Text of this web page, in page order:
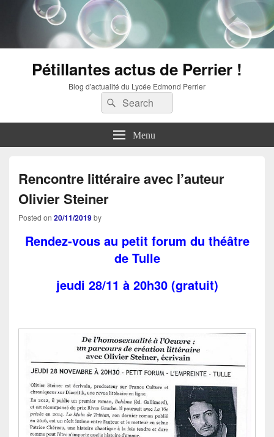
Pétillantes actus de Perrier !
Blog d'actualité du Lycée Edmond Perrier
Search
for:
Search
Menu
Rencontre littéraire avec l’auteur
Olivier Steiner
Posted on 20/11/2019by
Rendez-vous au petit forum du théâtre
de Tulle
jeudi 28/11 à 20h30 (gratuit)